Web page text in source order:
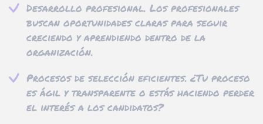
Desarrollo profesional. Los profesionales
buscan oportunidades claras para seguir
creciendo y aprendiendo dentro de la
organización.
Procesos de selección eficientes. ¿Tu proceso
es ágil y transparente o estás haciendo perder
el interés a los candidatos?